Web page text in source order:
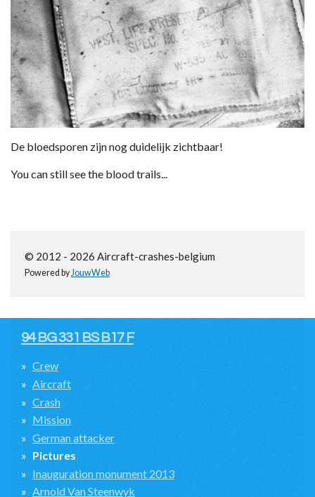
De bloedsporen zijn nog duidelijk zichtbaar!
You can still see the blood trails...
© 2012 - 2026 Aircraft-crashes-belgium
Powered byJouwWeb
94 BG 331 BS B17 F
Crew
Aircraft
Crash
Mission
German attacker
Pictures
Inauguration monument 2013
Arnold Van Steenwyk